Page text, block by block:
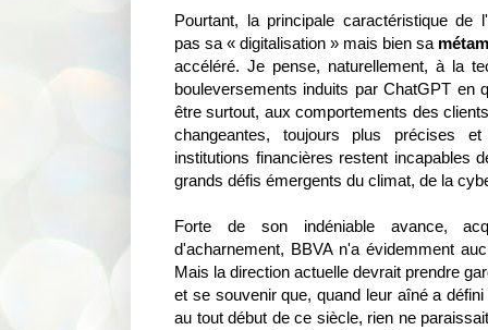
Pourtant, la principale caractéristique de
pas sa « digitalisation » mais bien sa
accéléré. Je pense, naturellement, à la
bouleversements induits par ChatGPT en
être surtout, aux comportements des
changeantes, toujours plus précises
institutions financières restent incapables
grands défis émergents du climat, de la
Forte de son indéniable avance,
d'acharnement, BBVA n'a évidemment
Mais la direction actuelle devrait prendre
et se souvenir que, quand leur aîné a
au tout début de ce siècle, rien ne